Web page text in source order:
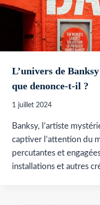
L’univers de
que denonce-t-il ?
1 juillet 2024
Banksy, l’artiste
captiver l’attention du
percutantes et
installations et autres